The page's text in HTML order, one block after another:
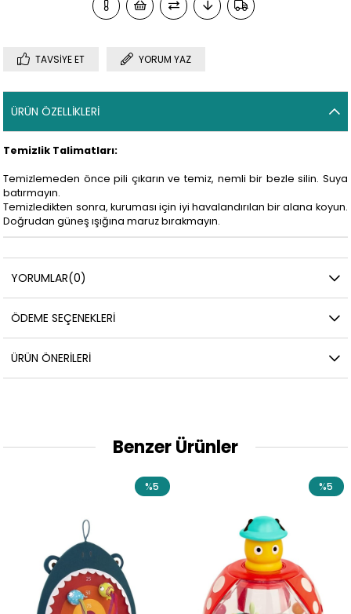
TAVSIYE ET YORUM YAZ
ÜRÜN ÖZELLIKLERI
Temizlik Talimatları:
Temizlemeden önce pili çıkarın ve temiz, nemli bir bezle silin. Suya
batırmayın.
Temizledikten sonra, kuruması için iyi havalandırılan bir alana koyun.
Doğrudan güneş ışığına maruz bırakmayın.
YORUMLAR(0)
ÖDEME SEÇENEKLERI
ÜRÜN ÖNERILERI
Benzer Ürünler